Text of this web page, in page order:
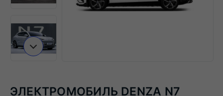
ЭЛЕКТРОМОБИЛЬ DENZA N7
Следующий слайд